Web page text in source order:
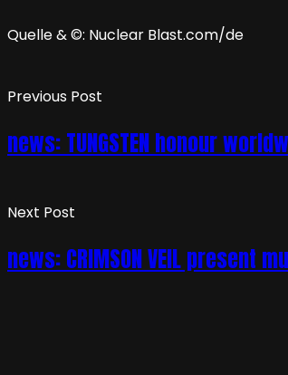
Quelle & ©: Nuclear Blast.com/de
Previous Post
news: TUNGSTEN honour
Next Post
news: CRIMSON VEIL present